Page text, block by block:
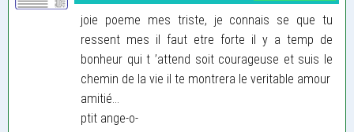
joie poeme mes triste, je connais se que tu
ressent mes il faut etre forte il y a temp de
bonheur qui t ’attend soit courageuse et suis le
chemin de la vie il te montrera le veritable amour
amitié...
ptit ange-o-